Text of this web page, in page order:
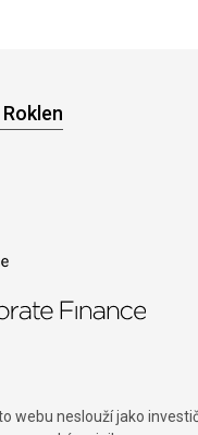
neslouží jako